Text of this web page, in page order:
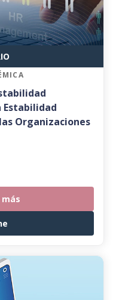
Estabilidad
Organizaciones